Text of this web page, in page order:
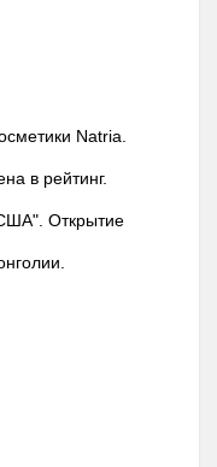
Natria.
в рейтинг.
Открытие